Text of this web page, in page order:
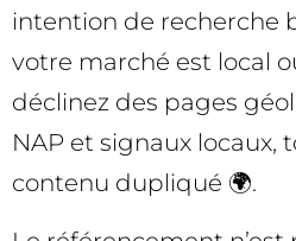
intention de recherche
votre marché est local
déclinez des pages
NAP et signaux locaux,
contenu dupliqué 🌍.